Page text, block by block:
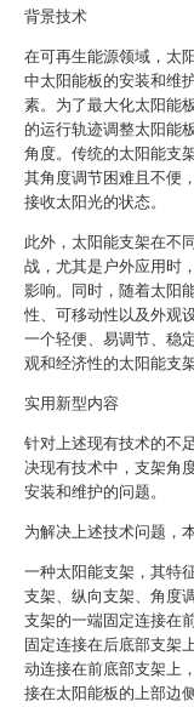
背景技术
在可再生能源领域，太
中太阳能板的安装和维
素。为了最大化太阳能
的运行轨迹调整太阳能
角度。传统的太阳能支
其角度调节困难且不便
接收太阳光的状态。
此外，太阳能支架在不
战，尤其是户外应用时
影响。同时，随着太阳
性、可移动性以及外观
一个轻便、易调节、稳
观和经济性的太阳能支
实用新型内容
针对上述现有技术的不
决现有技术中，支架角
安装和维护的问题。
为解决上述技术问题，
一种太阳能支架，其特
支架、纵向支架、角度
支架的一端固定连接在
固定连接在后底部支架
动连接在前底部支架上
接在太阳能板的上部边